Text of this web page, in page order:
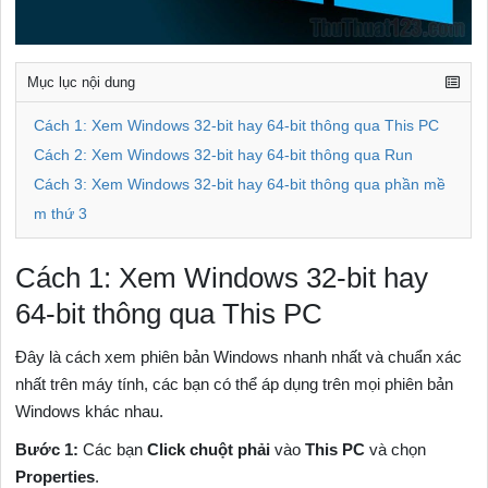
Mục lục nội dung
Cách 1: Xem Windows 32-bit hay 64-bit thông qua This PC
Cách 2: Xem Windows 32-bit hay 64-bit thông qua Run
Cách 3: Xem Windows 32-bit hay 64-bit thông qua phần mề
m thứ 3
Cách 1: Xem Windows 32-bit hay
64-bit thông qua This PC
Đây là cách xem phiên bản Windows nhanh nhất và chuẩn xác
nhất trên máy tính, các bạn có thể áp dụng trên mọi phiên bản
Windows khác nhau.
Bước 1: Các bạnClick chuột phảivàoThis PC và chọn
Properties.